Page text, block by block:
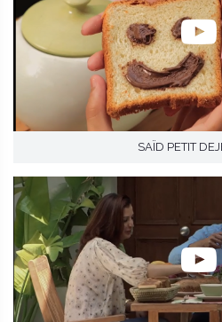
SAÏD PETIT